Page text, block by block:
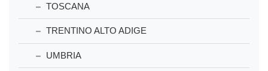
TOSCANA
TRENTINO ALTO ADIGE
UMBRIA